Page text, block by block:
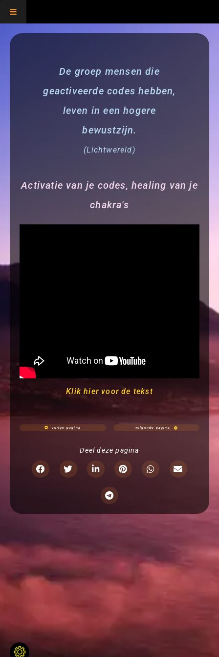
De groep mensen die
geactiveerde codes hebben,
leven in een hogere
bewustzijn.
(Lichtwereld)
Activatie van je codes, healing van je
chakra's
Klik hier voor de tekst
vorige pagina volgende pagina
Deel deze pagina